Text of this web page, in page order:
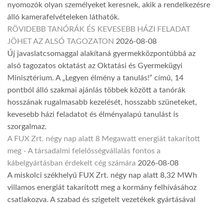
nyomozók olyan személyeket keresnek, akik a rendelkezésre
álló kamerafelvételeken láthatók.
RÖVIDEBB TANÓRÁK ÉS KEVESEBB HÁZI FELADAT
JÖHET AZ ALSÓ TAGOZATON 2026-08-08
Új javaslatcsomaggal alakítaná gyermekközpontúbbá az
alsó tagozatos oktatást az Oktatási és Gyermekügyi
Minisztérium. A „Legyen élmény a tanulás!” című, 14
pontból álló szakmai ajánlás többek között a tanórák
hosszának rugalmasabb kezelését, hosszabb szüneteket,
kevesebb házi feladatot és élményalapú tanulást is
szorgalmaz.
A FUX Zrt. négy nap alatt 8 Megawatt energiát takarított
meg - A társadalmi felelősségvállalás fontos a
kábelgyártásban érdekelt cég számára 2026-08-08
A miskolci székhelyű FUX Zrt. négy nap alatt 8,32 MWh
villamos energiát takarított meg a kormány felhívásához
csatlakozva. A szabad és szigetelt vezetékek gyártásával